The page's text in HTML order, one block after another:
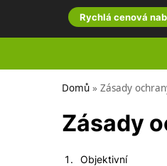
Rychlá cenová
Domů » Zásady
Zásady
Objektivní